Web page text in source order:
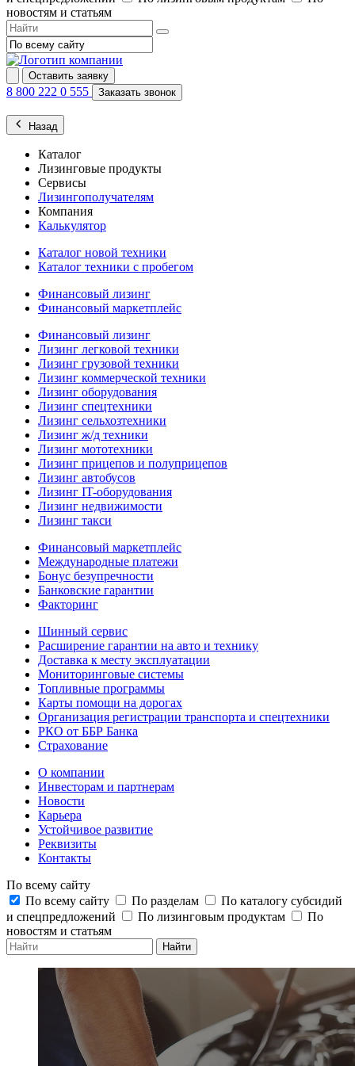
новостям и статьям
Оставить заявку
8 800 222 0 555 Заказать звонок
Назад
Каталог
Лизинговые продукты
Сервисы
Лизингополучателям
Компания
Калькулятор
Каталог новой техники
Каталог техники с пробегом
Финансовый лизинг
Финансовый маркетплейс
Финансовый лизинг
Лизинг легковой техники
Лизинг грузовой техники
Лизинг коммерческой техники
Лизинг оборудования
Лизинг спецтехники
Лизинг сельхозтехники
Лизинг ж/д техники
Лизинг мототехники
Лизинг прицепов и полуприцепов
Лизинг автобусов
Лизинг IT-оборудования
Лизинг недвижимости
Лизинг такси
Финансовый маркетплейс
Международные платежи
Бонус безупречности
Банковские гарантии
Факторинг
Шинный сервис
Расширение гарантии на авто и технику
Доставка к месту эксплуатации
Мониторинговые системы
Топливные программы
Карты помощи на дорогах
Организация регистрации транспорта и спецтехники
РКО от ББР Банка
Страхование
О компании
Инвесторам и партнерам
Новости
Карьера
Устойчивое развитие
Реквизиты
Контакты
По всему сайту
По всему сайту
По разделам
По каталогу субсидий
и спецпредложений
По лизинговым продуктам
По
новостям и статьям
Найти